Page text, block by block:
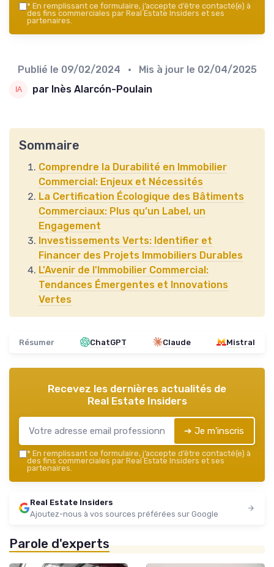
* En remplissant ce formulaire, j’accepte d’être contacté(e) à
des fins commerciales par Real Estate Insiders et ses
partenaires.
Publié le 09/02/2024 • Mis à jour le 02/04/2025
par Inès Alarcón-Poulain
Sommaire
Comprendre la Durabilité en Immobilier
Commercial: Enjeux et Nécessités
La Certification Écologique des Bâtiments
Commerciaux: Plus qu’un Label, un
Engagement
Investissements Verts: Identifier et
Financer des Projets Immobiliers Durables
L'Avenir de l'Immobilier Commercial:
Tendances Émergentes et Innovations
Vertes
Résumer ChatGPT Claude Mistral
Recevez les dernières actualités de
Real Estate Insiders
➔ Je m'inscris
* En remplissant ce formulaire, j’accepte d’être contacté(e) à
des fins commerciales par Real Estate Insiders et ses
partenaires.
Real Estate Insiders
Ajoutez-nous à vos sources préférées sur Google
Parole d'experts